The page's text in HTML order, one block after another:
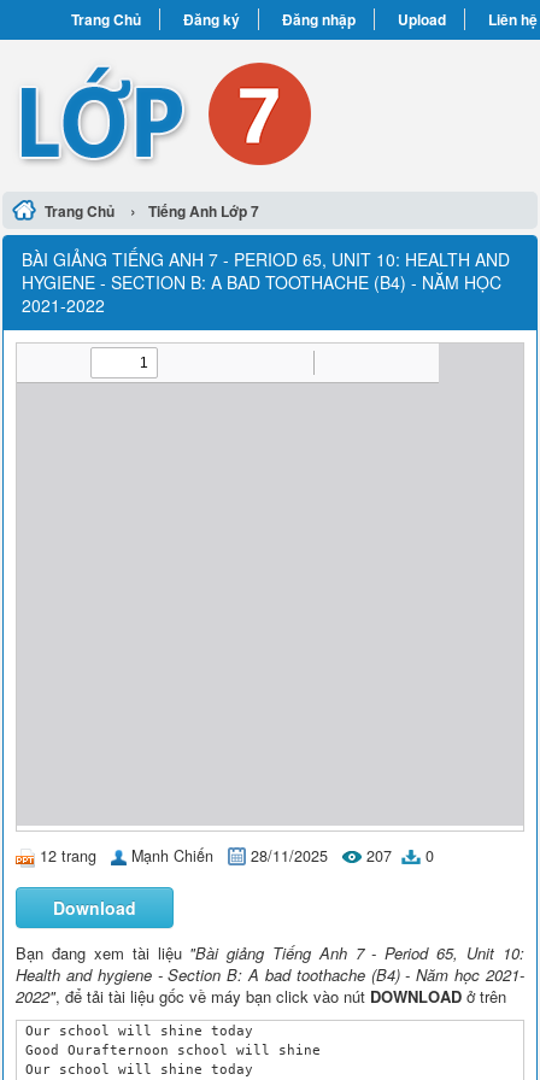
Trang Chủ Đăng ký Đăng nhập Upload Liên hệ
Trang Chủ › Tiếng Anh Lớp 7
BÀI GIẢNG TIẾNG ANH 7 - PERIOD 65, UNIT 10: HEALTH AND
HYGIENE - SECTION B: A BAD TOOTHACHE (B4) - NĂM HỌC
2021-2022
12 trang Mạnh Chiến 28/11/2025 207 0
Download
Bạn đang xem tài liệu "Bài giảng Tiếng Anh 7 - Period 65, Unit 10:
Health and hygiene - Section B: A bad toothache (B4) - Năm học 2021-
2022", để tải tài liệu gốc về máy bạn click vào nút DOWNLOAD ở trên
Our school will shine today
Good Ourafternoon school will shine
Our school will shine today